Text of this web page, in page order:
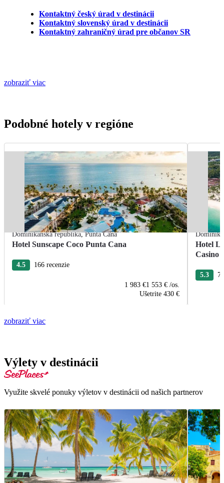
Kontaktný český úrad v destinácii
Kontaktný slovenský úrad v destinácii
Kontaktný zahraničný úrad pre občanov SR
zobraziť viac
Podobné hotely v regióne
Dominikánska republika,Punta Cana
Hotel Sunscape Coco Punta Cana
4.5 166 recenzie
1 983 €1 553 € /os.
Ušetrite 430 €
Hotel
Casino
5.3
zobraziť viac
Výlety v destinácii
Využite skvelé ponuky výletov v destinácii od našich partnerov